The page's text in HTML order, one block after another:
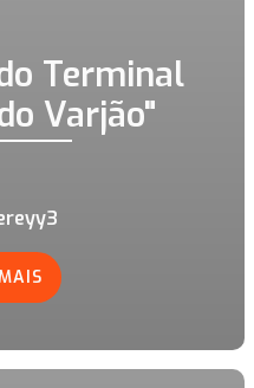
Terminal
Varjão"